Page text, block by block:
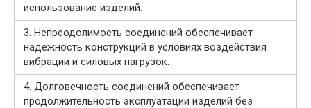
использование изделий.
3. Непреодолимость соединений обеспечивает
надежность конструкций в условиях воздействия
вибрации и силовых нагрузок.
4. Долговечность соединений обеспечивает
продолжительность эксплуатации изделий без